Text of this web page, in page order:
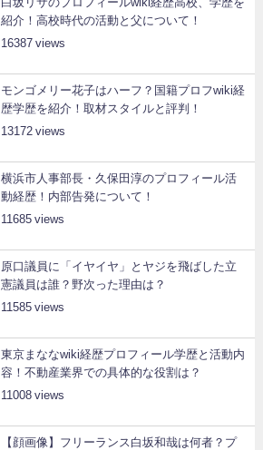
白坂リサのプロフィールwiki経歴高校、学歴を
紹介！高校時代の活動と父について！
16387
モンゴメリー花子はハーフ？国籍プロフwiki経
歴学歴を紹介！取材スタイルと評判！
13172
横浜市人事部長・久保田淳のプロフィール活
動経歴！内部告発について！
11685
原口議員に「イヤイヤ」とヤジを飛ばした立
憲議員は誰？野次った理由は？
11585
東京まななwiki経歴プロフィール学歴と活動内
容！不動産業界での具体的な役割は？
11008
【顔画像】フリーランス白坂和哉は何者？プ